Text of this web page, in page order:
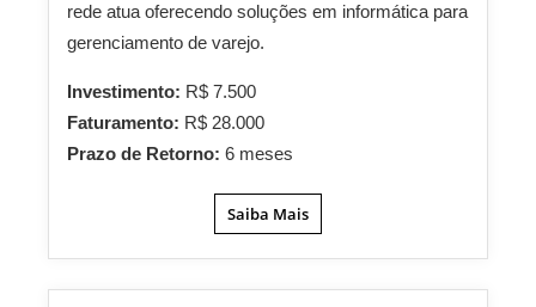
rede atua oferecendo soluções em informática para
gerenciamento de varejo.
Investimento: R$ 7.500
Faturamento: R$ 28.000
Prazo de Retorno: 6 meses
Saiba Mais